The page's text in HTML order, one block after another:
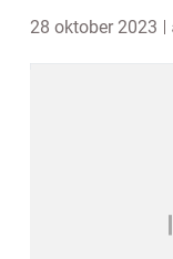
28 oktober 2023